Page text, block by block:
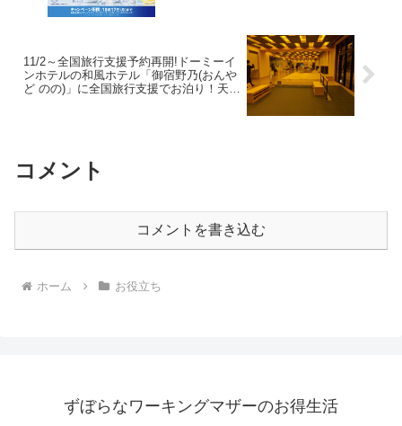
11/2～全国旅行支援予約再開!ドーミーイ
ンホテルの和風ホテル「御宿野乃(おんや
ど のの)」に全国旅行支援でお泊り！天然
コメント
コメントを書き込む
ホーム お役立ち
ずぼらなワーキングマザーのお得生活